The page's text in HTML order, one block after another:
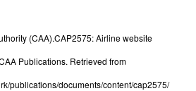
(CAA).CAP2575: Airline website
Publications. Retrieved from
publications/documents/content/cap2575/